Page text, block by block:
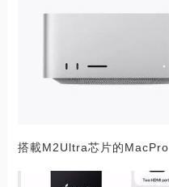
搭載M2Ultra芯片的MacPro